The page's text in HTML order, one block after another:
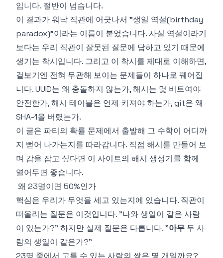
입니다. 절반이 넘습니다.
이 결과가 워낙 직관에 어긋나서 "생일 역설(birthday
paradox)"이라는 이름이 붙었습니다. 사실 역설이라기
보다는 우리 직관이 잘못된 질문에 답하고 있기 때문에
생기는 착시입니다. 그리고 이 착시를 제대로 이해하면,
겉보기엔 전혀 무관해 보이는 문제들이 하나로 꿰어집
니다. UUID는 왜 충돌하지 않는가, 해시는 몇 비트여야
안전한가, 해시 테이블은 언제 커져야 하는가, git은 왜
SHA-1을 버렸는가.
이 글은 파티의 확률 문제에서 출발해 그 수학이 어디까
지 뻗어 나가는지를 따라갑니다. 직접 해시를 만들어 보
며 감을 잡고 싶다면 이 사이트의 해시 생성기를 함께
열어두면 좋습니다.
왜 23명이면 50%인가
핵심은 우리가 무엇을 세고 있는지에 있습니다. 직관이
떠올리는 질문은 이것입니다. "나와 생일이 같은 사람
이 있는가?" 하지만 실제 질문은 다릅니다. "아무 두 사
람의 생일이 같은가?"
23명 중에서 고를 수 있는 사람의 쌍은 몇 개일까요?